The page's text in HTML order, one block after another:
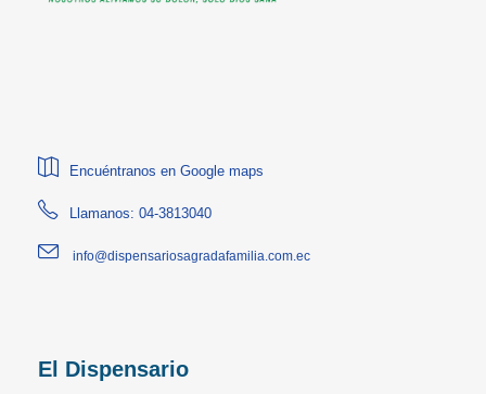
Encuéntranos en Google maps
Llamanos: 04-3813040
info@dispensariosagradafamilia.com.ec
El Dispensario